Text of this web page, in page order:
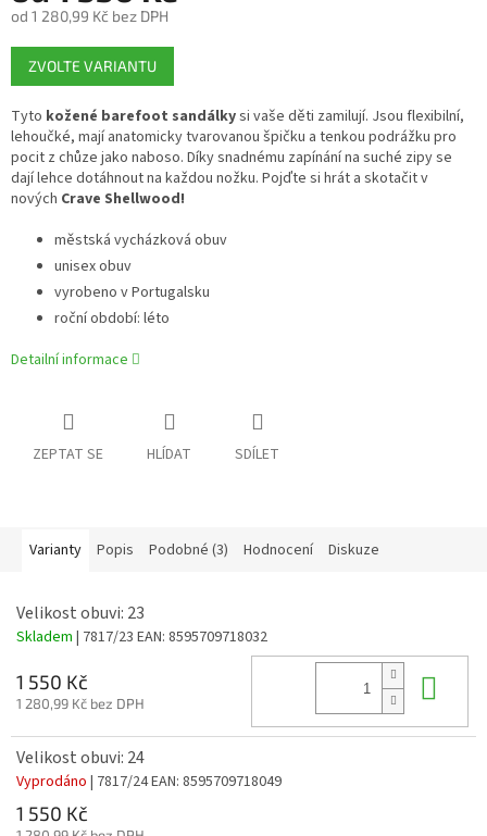
od 1 280,99 Kč bez DPH
Měrná
cena:
ZVOLTE VARIANTU
Tyto kožené barefoot sandálkysi vaše děti zamilují. Jsou flexibilní,
lehoučké, mají anatomicky tvarovanou špičku a tenkou podrážku pro
pocit z chůze jako naboso. Díky snadnému zapínání na suché zipy se
dají lehce dotáhnout na každou nožku. Pojďte si hrát a skotačit v
nových Crave Shellwood!
městská vycházková obuv
unisex obuv
vyrobeno v Portugalsku
roční období: léto
Detailní informace
ZEPTAT SE HLÍDAT SDÍLET
Varianty Popis Podobné (3) Hodnocení Diskuze
Velikost obuvi: 23
Skladem | 7817/23 EAN: 8595709718032
1 550 Kč
1 280,99 Kč bez DPH
Velikost obuvi: 24
Vyprodáno | 7817/24EAN: 8595709718049
1 550 Kč